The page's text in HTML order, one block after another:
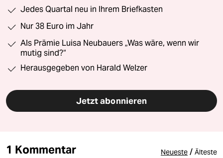
Jedes Quartal neu in Ihrem Briefkasten
Nur 38 Euro im Jahr
Als Prämie Luisa Neubauers „Was wäre, wenn wir
mutig sind?“
Herausgegeben von Harald Welzer
Jetzt abonnieren
1 Kommentar Neueste / Älteste